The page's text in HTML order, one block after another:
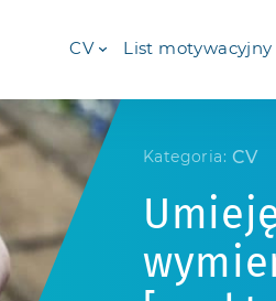
CV List motywacyjny
Kategoria: CV